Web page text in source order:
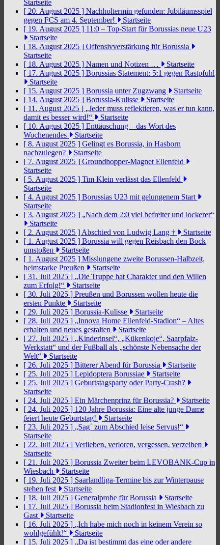
Startseite
[ 20. August 2025 ] Nachholtermin gefunden: Jubiläumsspiel
gegen FCS am 4. September!
Startseite
[ 19. August 2025 ] 11:0 – Top-Start für Borussias neue U23
Startseite
[ 18. August 2025 ] Offensivverstärkung für Borussia
Startseite
[ 18. August 2025 ] Namen und Notizen …
Startseite
[ 17. August 2025 ] Borussias Statement: 5:1 gegen Rastpfuhl
Startseite
[ 15. August 2025 ] Borussia unter Zugzwang
Startseite
[ 14. August 2025 ] Borussia-Kulisse
Startseite
[ 11. August 2025 ] „Jeder muss reflektieren, was er tun kann,
damit es besser wird!“
Startseite
[ 10. August 2025 ] Enttäuschung – das Wort des
Wochenendes
Startseite
[ 8. August 2025 ] Gelingt es Borussia, in Hasborn
nachzulegen?
Startseite
[ 7. August 2025 ] Groundhopper-Magnet Ellenfeld
Startseite
[ 5. August 2025 ] Tim Klein verlässt das Ellenfeld
Startseite
[ 4. August 2025 ] Borussias U23 mit gelungenem Start
Startseite
[ 3. August 2025 ] „Nach dem 2:0 viel befreiter und lockerer“
Startseite
[ 2. August 2025 ] Abschied von Ludwig Lang †
Startseite
[ 1. August 2025 ] Borussia will gegen Reisbach den Bock
umstoßen
Startseite
[ 1. August 2025 ] Misslungene zweite Borussen-Halbzeit,
heimstarke Preußen
Startseite
[ 31. Juli 2025 ] „Die Truppe hat Charakter und den Willen
zum Erfolg!“
Startseite
[ 30. Juli 2025 ] Preußen und Borussen wollen heute die
ersten Punkte
Startseite
[ 29. Juli 2025 ] Borussia-Kulisse
Startseite
[ 28. Juli 2025 ] „Innova Home Ellenfeld-Stadion“ – Altes
erhalten und neues gestalten
Startseite
[ 27. Juli 2025 ] „Kinderinsel“, „Kükenkoje“, Saarpfalz-
Werkstatt“ und der Fußball als „schönste Nebensache der
Welt“
Startseite
[ 26. Juli 2025 ] Bitterer Abend für Borussia
Startseite
[ 25. Juli 2025 ] Lepidoptera Borussiae
Startseite
[ 25. Juli 2025 ] Geburtstagsparty oder Party-Crash?
Startseite
[ 24. Juli 2025 ] Ein Märchenprinz für Borussia?
Startseite
[ 24. Juli 2025 ] 120 Jahre Borussia: Eine alte junge Dame
feiert heute Geburtstag!
Startseite
[ 23. Juli 2025 ] „Sag´ zum Abschied leise Servus!“
Startseite
[ 22. Juli 2025 ] Verlieben, verloren, vergessen, verzeihen
Startseite
[ 21. Juli 2025 ] Borussia Zweiter beim LEVOBANK-Cup in
Wiesbach
Startseite
[ 19. Juli 2025 ] Saarlandliga-Termine bis zur Winterpause
stehen fest
Startseite
[ 18. Juli 2025 ] Generalprobe für Borussia
Startseite
[ 17. Juli 2025 ] Borussia beim Stadionfest in Wiesbach zu
Gast
Startseite
[ 16. Juli 2025 ] „Ich habe mich noch in keinem Verein so
wohlgefühlt!“
Startseite
[ 15. Juli 2025 ] „Da ist bestimmt das eine oder andere